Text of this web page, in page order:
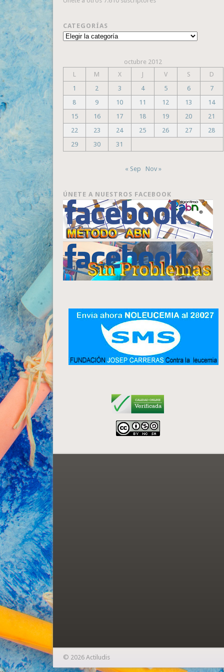
CATEGORÍAS
Categorías
octubre 2012
L
M X J V S
D
1
2 3 4 5 6
7
8
9 10 11 12 13
14
15
16 17 18 19 20
21
22
23 24 25 26 27
28
29
30 31
« Sep Nov »
ÚNETE A NUESTROS FACEBOOK
© 2026 Actiludis